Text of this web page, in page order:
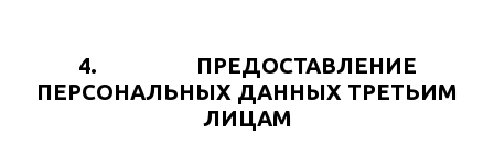
4. ПРЕДОСТАВЛЕНИЕ
ПЕРСОНАЛЬНЫХ ДАННЫХ ТРЕТЬИМ
ЛИЦАМ